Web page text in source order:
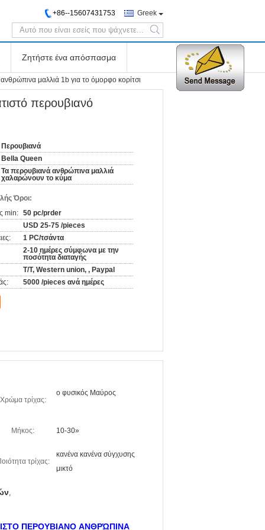
Greek
+86--15607431753
search
Ζητήστε ένα απόσπασμα
μαλλιά 1b για το όμορφο κορίτσι
περουβιανό
Περουβιανά
Bella Queen
Τα περουβιανά ανθρώπινα μαλλιά
χαλαρώνουν το κύμα
Όροι:
min: 50 pc/prder
USD 25-75 /pieces
1 PC/τσάντα
2-10 ημέρες σύμφωνα με την
ποσότητα διαταγής
T/T, Western union, , Paypal
5000 /pieces ανά ημέρες
Χρώμα τρίχας:
ο φυσικός Μαύρος
Μήκος: 10-30»
τρίχας:
κανένα κανένα σύγχυσης
μικτό
,
ΠΕΡΟΥΒΙΑΝΟ ΑΝΘΡΏΠΙΝΑ